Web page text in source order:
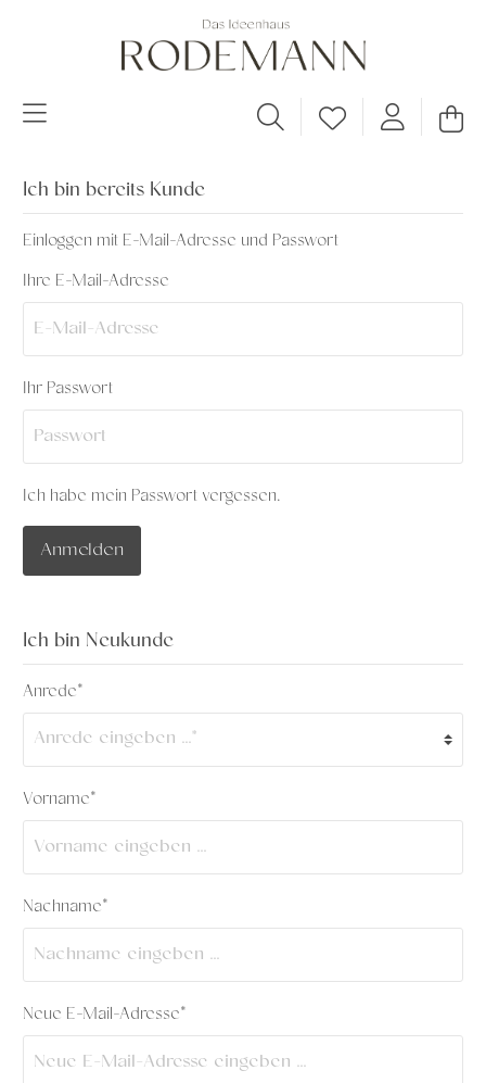
Ich bin bereits Kunde
Einloggen mit E-Mail-Adresse und Passwort
Ihre E-Mail-Adresse
Ihr Passwort
Ich habe mein Passwort vergessen.
Anmelden
Ich bin Neukunde
Anrede*
Vorname*
Nachname*
Neue E-Mail-Adresse*